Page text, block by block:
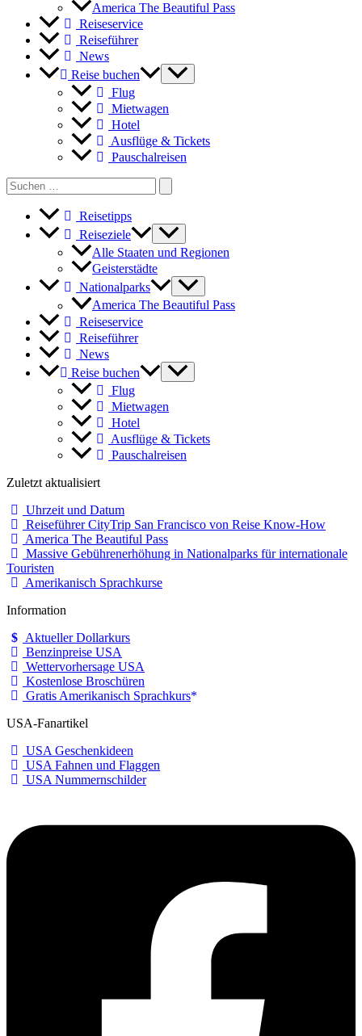
America The Beautiful Pass
Reiseservice
Reiseführer
News
Reise buchen
Flug
Mietwagen
Hotel
Ausflüge & Tickets
Pauschalreisen
Search
for:
Reisetipps
Reiseziele
Alle Staaten und Regionen
Geisterstädte
Nationalparks
America The Beautiful Pass
Reiseservice
Reiseführer
News
Reise buchen
Flug
Mietwagen
Hotel
Ausflüge & Tickets
Pauschalreisen
Zuletzt aktualisiert
Uhrzeit und Datum
Reiseführer CityTrip San Francisco von Reise Know-How
America The Beautiful Pass
Massive Gebührenerhöhung in Nationalparks für internationale
Touristen
Amerikanisch Sprachkurse
Information
Aktueller Dollarkurs
Benzinpreise USA
Wettervorhersage USA
Kostenlose Broschüren
Gratis Amerikanisch Sprachkurs
USA-Fanartikel
USA Geschenkideen
USA Fahnen und Flaggen
USA Nummernschilder